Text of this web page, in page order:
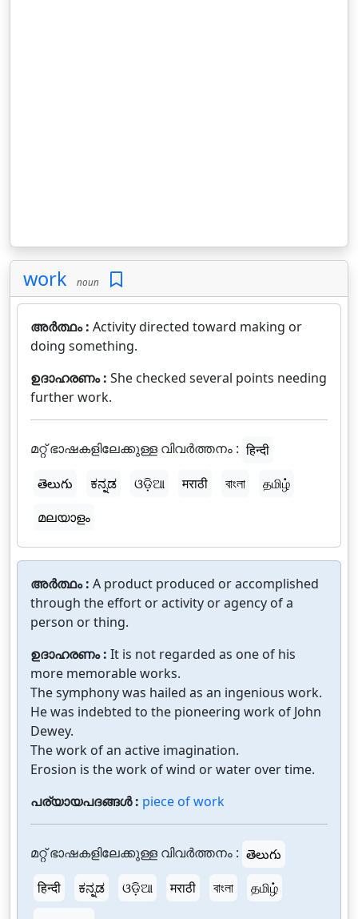
work noun
അർത്ഥം : Activity directed toward making or
doing something.
ഉദാഹരണം : She checked several points needing
further work.
മറ്റ് ഭാഷകളിലേക്കുള്ള വിവർത്തനം : हिन्दी
తెలుగు
ಕನ್ನಡ ଓଡ଼ିଆ मराठी বাংলা
தமிழ்
മലയാളം
അർത്ഥം : A product produced or accomplished
through the effort or activity or agency of a
person or thing.
ഉദാഹരണം : It is not regarded as one of his
more memorable works.
The symphony was hailed as an ingenious work.
He was indebted to the pioneering work of John
Dewey.
The work of an active imagination.
Erosion is the work of wind or water over time.
പര്യായപദങ്ങൾ : piece of work
മറ്റ് ഭാഷകളിലേക്കുള്ള വിവർത്തനം : తెలుగు
हिन्दी
ಕನ್ನಡ ଓଡ଼ିଆ मराठी বাংলা
தமிழ்